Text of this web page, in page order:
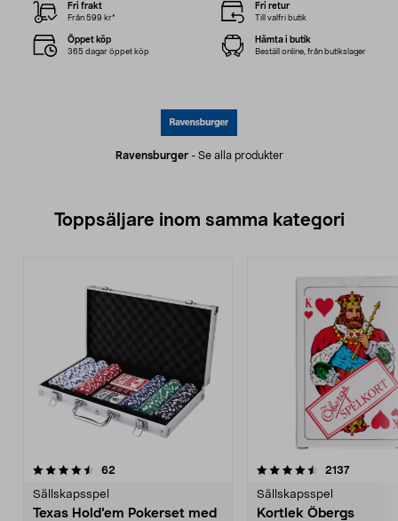
Ravensburger- Se alla produkter
Fri frakt
Från 599 kr*
Fri retur
Till valfri butik
Öppet köp
365 dagar öppet köp
Hämta i butik
Beställ online, från butikslager
Toppsäljare inom samma kategori
62
Sällskapsspel
Texas Hold’em Pokerset med
4.5 av 5 stjärnor 2137
Sällskapsspel
Kortlek Öbergs
5.0 av 5 stjärnor